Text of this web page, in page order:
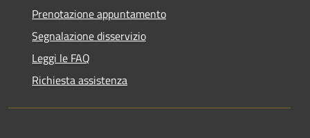
Prenotazione appuntamento
Segnalazione disservizio
Leggi le FAQ
Richiesta assistenza